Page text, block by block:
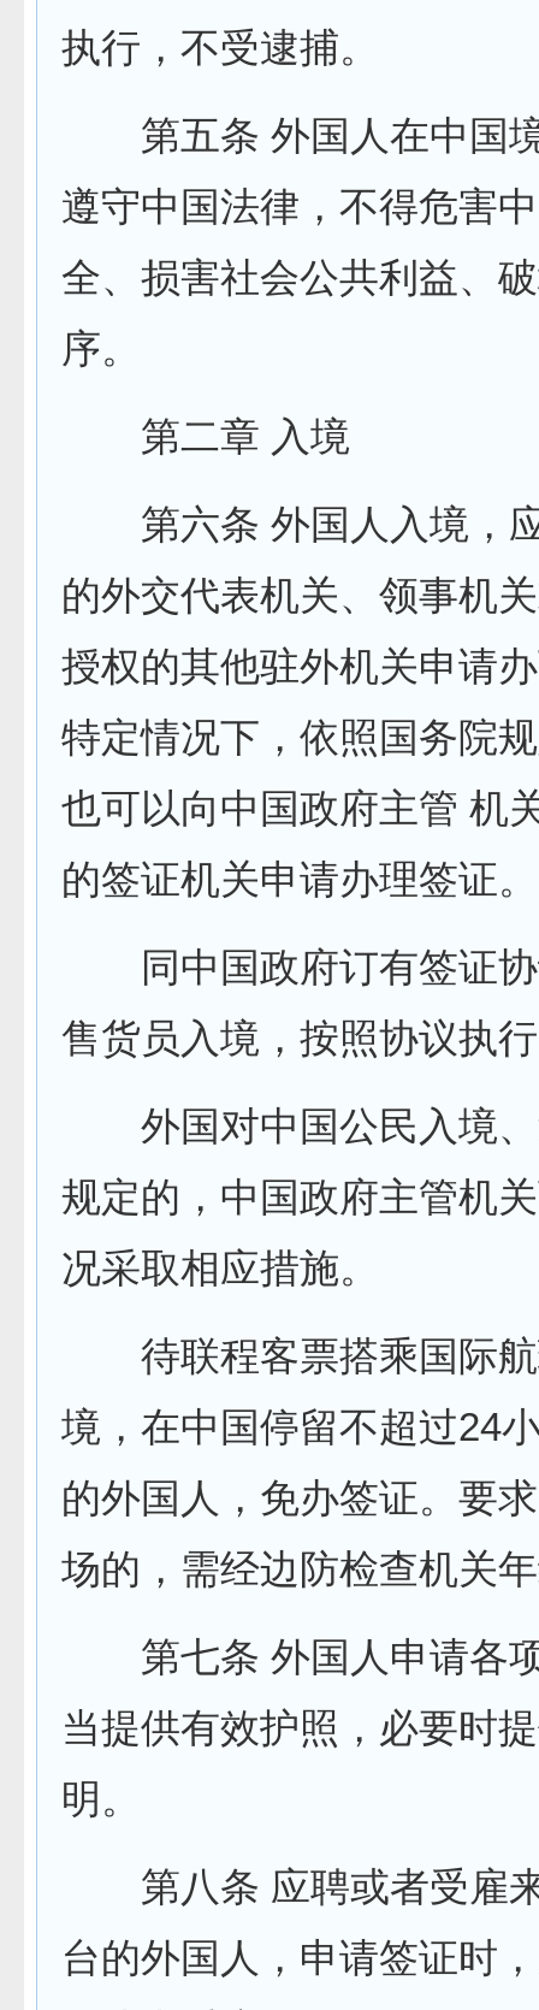
执行，不受逮捕。
第五条 外国人在中国
遵守中国法律，不得危害
全、损害社会公共利益、
序。
第二章 入境
第六条 外国人入境，
的外交代表机关、领事机
授权的其他驻外机关申请
特定情况下，依照国务院
也可以向中国政府主管 机
的签证机关申请办理签证。
同中国政府订有签证协
售货员入境，按照协议执
外国对中国公民入境、
规定的，中国政府主管机
况采取相应措施。
待联程客票搭乘国际航
境，在中国停留不超过24
的外国人，免办签证。要
场的，需经边防检查机关
第七条 外国人申请各
当提供有效护照，必要时
明。
第八条 应聘或者受雇
台的外国人，申请签证时